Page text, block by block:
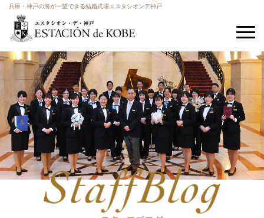
兵庫・神戸の海が一望できる結婚式場エスタシオンデ神戸